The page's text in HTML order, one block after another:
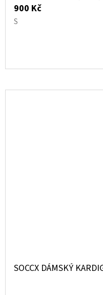
900 Kč
S
SOCCX DÁMSKÝ